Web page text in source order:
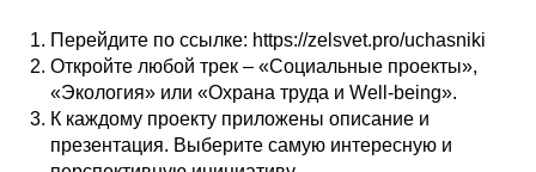
Перейдите по ссылке: https://zelsvet.pro/uchasniki
Откройте любой трек – «Социальные проекты»,
«Экология» или «Охрана труда и Well-being».
К каждому проекту приложены описание и
презентация. Выберите самую интересную и